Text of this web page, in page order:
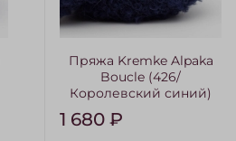
Пряжа Kremke Alpaka
Boucle (426/
Королевский синий)
1 680 ₽